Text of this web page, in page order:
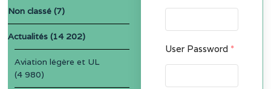
User Password *
Non classé (7)
Actualités (14 202)
Aviation légère et UL
(4 980)